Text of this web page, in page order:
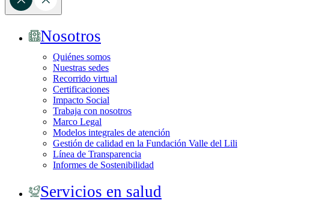
Nosotros
Quiénes somos
Nuestras sedes
Recorrido virtual
Certificaciones
Impacto Social
Trabaja con nosotros
Marco Legal
Modelos integrales de atención
Gestión de calidad en la Fundación Valle del Lili
Línea de Transparencia
Informes de Sostenibilidad
Servicios en salud